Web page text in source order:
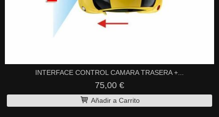
INTERFACE CONTROL CAMARA TRASERA +...
75,00 €
Añadir a Carrito